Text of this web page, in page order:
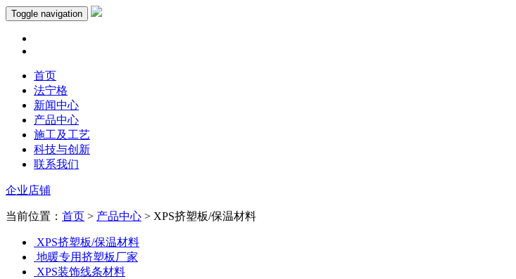
Toggle navigation
首页
法宁格
新闻中心
产品中心
施工及工艺
科技与创新
联系我们
企业店铺
当前位置： 首页 > 产品中心 > XPS挤塑板/保温材料
XPS挤塑板/保温材料
地暖专用挤塑板厂家
XPS装饰线条材料